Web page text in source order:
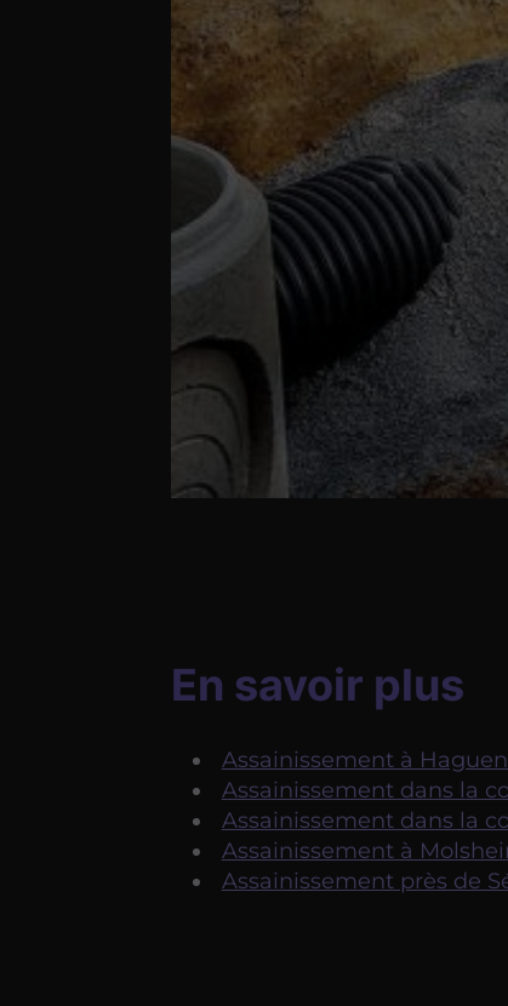
En savoir plus
​​​​​Assainissement à
Assainissement dans la
Assainissement dans la
Assainissement à
Assainissement près de